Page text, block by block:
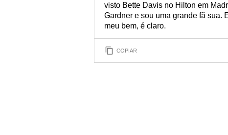
visto Bette Davis no Hilton em
Gardner e sou uma grande fã sua.
meu bem, é claro.
COPIAR